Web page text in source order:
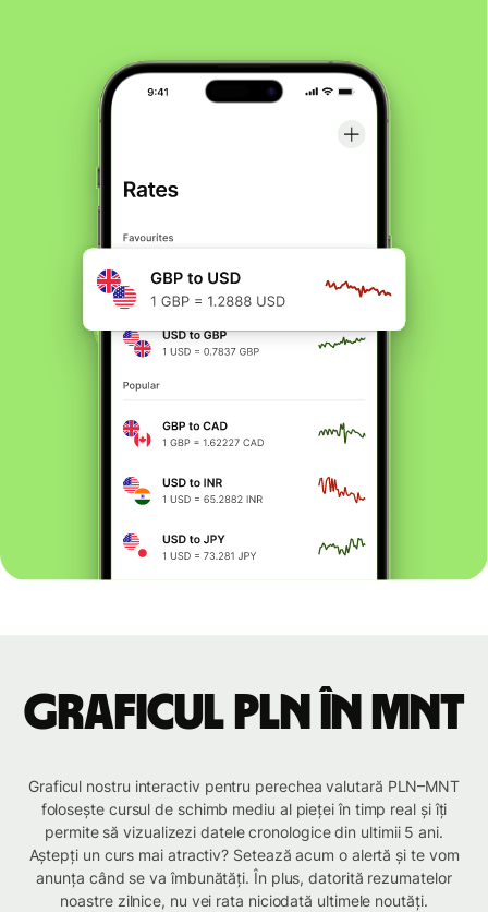
Graficul PLN în MNT
Graficul nostru interactiv pentru perechea valutară PLN–MNT
folosește cursul de schimb mediu al pieței în timp real și îți
permite să vizualizezi datele cronologice din ultimii 5 ani.
Aștepți un curs mai atractiv? Setează acum o alertă și te vom
anunța când se va îmbunătăți. În plus, datorită rezumatelor
noastre zilnice, nu vei rata niciodată ultimele noutăți.